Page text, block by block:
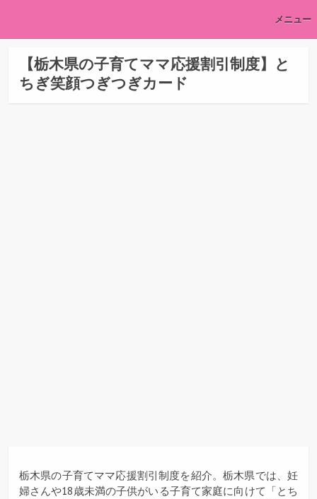
メニュー
【栃木県の子育てママ応援割引制度】と
ちぎ笑顔つぎつぎカード
栃木県の子育てママ応援割引制度を紹介。栃木県では、妊
婦さんや18歳未満の子供がいる子育て家庭に向けて「とち